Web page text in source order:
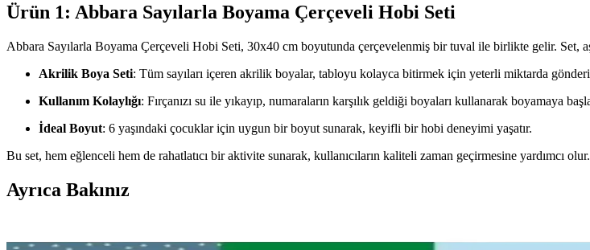
Ürün 1: Abbara Sayılarla Boyama Çerçeveli Hobi Seti
Abbara Sayılarla Boyama Çerçeveli Hobi Seti, 30x40 cm boyutunda çerçevelenmiş bir tuval ile birlikte gelir. Set,
Akrilik Boya Seti: Tüm sayıları içeren akrilik boyalar, tabloyu kolayca bitirmek için yeterli miktarda
Kullanım Kolaylığı: Fırçanızı su ile yıkayıp, numaraların karşılık geldiği boyaları kullanarak boyamaya
İdeal Boyut: 6 yaşındaki çocuklar için uygun bir boyut sunarak, keyifli bir hobi deneyimi yaşatır.
Bu set, hem eğlenceli hem de rahatlatıcı bir aktivite sunarak, kullanıcıların kaliteli zaman geçirmesine yardımcı olur.
Ayrıca Bakınız
Yan Sehpa Boyama Renk Seçenekleri ve Dekorasyon Uyumu İçin Rehber